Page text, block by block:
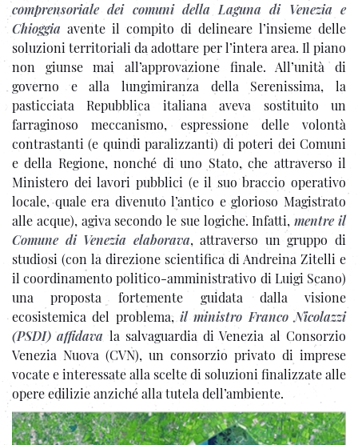
comprensoriale dei comuni della Laguna di Venezia e
Chioggia avente il compito di delineare l’insieme delle
soluzioni territoriali da adottare per l’intera area. Il piano
non giunse mai all’approvazione finale. All’unità di
governo e alla lungimiranza della Serenissima, la
pasticciata Repubblica italiana aveva sostituito un
farraginoso meccanismo, espressione delle volontà
contrastanti (e quindi paralizzanti) di poteri dei Comuni
e della Regione, nonché di uno Stato, che attraverso il
Ministero dei lavori pubblici (e il suo braccio operativo
locale, quale era divenuto l’antico e glorioso Magistrato
alle acque), agiva secondo le sue logiche. Infatti,mentre il
Comune di Venezia elaborava, attraverso un gruppo di
studiosi (con la direzione scientifica di Andreina Zitelli e
il coordinamento politico-amministrativo di Luigi Scano)
una proposta fortemente guidata dalla visione
ecosistemica del problema, il ministro Franco Nicolazzi
(PSDI) affidava la salvaguardia di Venezia al Consorzio
Venezia Nuova (CVN), un consorzio privato di imprese
vocate e interessate alla scelte di soluzioni finalizzate alle
opere edilizie anziché alla tutela dell’ambiente.